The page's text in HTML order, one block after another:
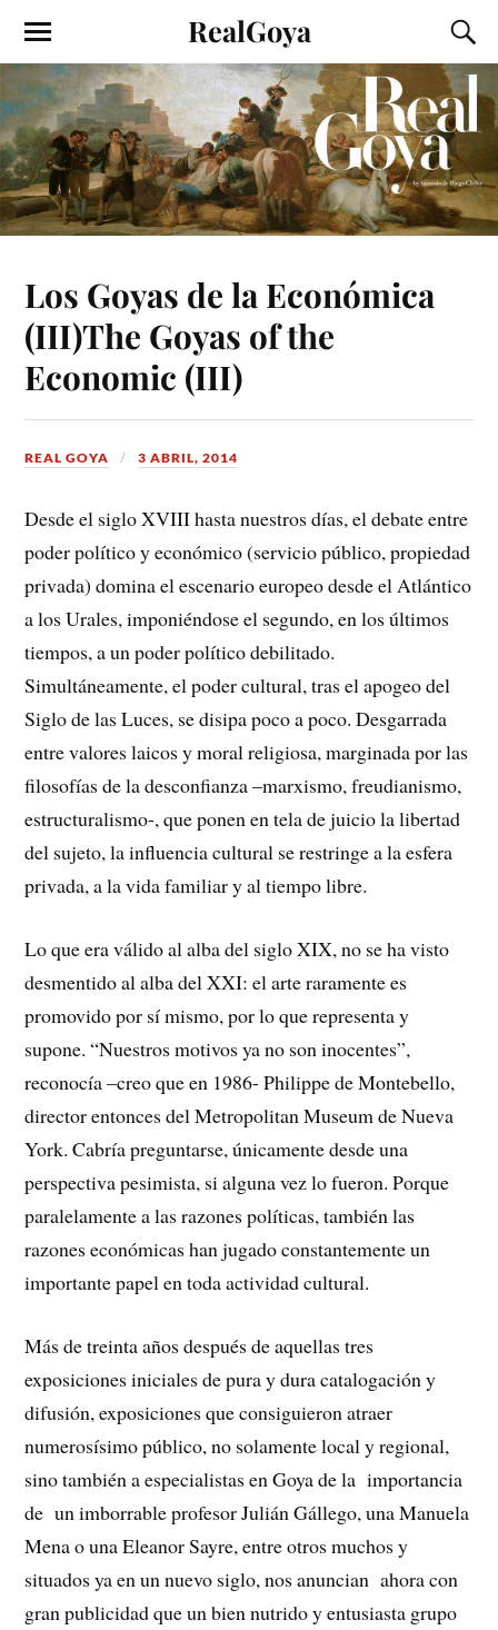
RealGoya
Los Goyas de la Económica
(III)The Goyas of the
Economic (III)
REAL GOYA 3 ABRIL, 2014
Desde el siglo XVIII hasta nuestros días, el debate entre
poder político y económico (servicio público, propiedad
privada) domina el escenario europeo desde el Atlántico
a los Urales, imponiéndose el segundo, en los últimos
tiempos, a un poder político debilitado.
Simultáneamente, el poder cultural, tras el apogeo del
Siglo de las Luces, se disipa poco a poco. Desgarrada
entre valores laicos y moral religiosa, marginada por las
filosofías de la desconfianza –marxismo, freudianismo,
estructuralismo-, que ponen en tela de juicio la libertad
del sujeto, la influencia cultural se restringe a la esfera
privada, a la vida familiar y al tiempo libre.
Lo que era válido al alba del siglo XIX, no se ha visto
desmentido al alba del XXI: el arte raramente es
promovido por sí mismo, por lo que representa y
supone. “Nuestros motivos ya no son inocentes”,
reconocía –creo que en 1986- Philippe de Montebello,
director entonces del Metropolitan Museum de Nueva
York. Cabría preguntarse, únicamente desde una
perspectiva pesimista, si alguna vez lo fueron. Porque
paralelamente a las razones políticas, también las
razones económicas han jugado constantemente un
importante papel en toda actividad cultural.
Más de treinta años después de aquellas tres
exposiciones iniciales de pura y dura catalogación y
difusión, exposiciones que consiguieron atraer
numerosísimo público, no solamente local y regional,
sino también a especialistas en Goya de la importancia
de un imborrable profesor Julián Gállego, una Manuela
Mena o una Eleanor Sayre, entre otros muchos y
situados ya en un nuevo siglo, nos anuncian ahora con
gran publicidad que un bien nutrido y entusiasta grupo